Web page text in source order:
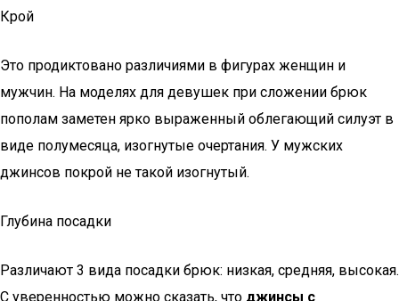
Крой
Это продиктовано различиями в фигурах женщин и
мужчин. На моделях для девушек при сложении брюк
пополам заметен ярко выраженный облегающий силуэт в
виде полумесяца, изогнутые очертания. У мужских
джинсов покрой не такой изогнутый.
Глубина посадки
Различают 3 вида посадки брюк: низкая, средняя, высокая.
С уверенностью можно сказать, что джинсы с